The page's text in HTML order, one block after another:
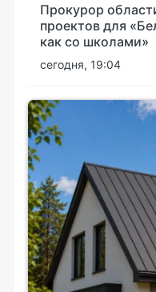
Прокурор
проектов для
как со школами»
сегодня, 19:04